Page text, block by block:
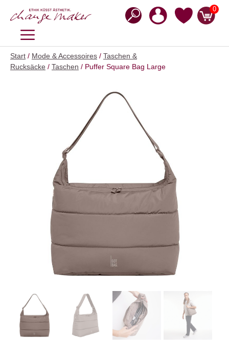
Inhalt
0
MENÜ
Start / Mode & Accessoires / Taschen &
Rucksäcke / Taschen / Puffer Square Bag Large